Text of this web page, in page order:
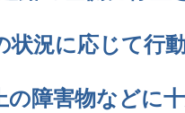
況に応じて行
障害物などに